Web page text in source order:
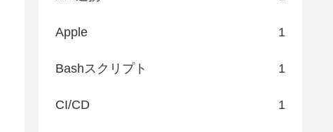
Apple 1
Bashスクリプト 1
CI/CD 1